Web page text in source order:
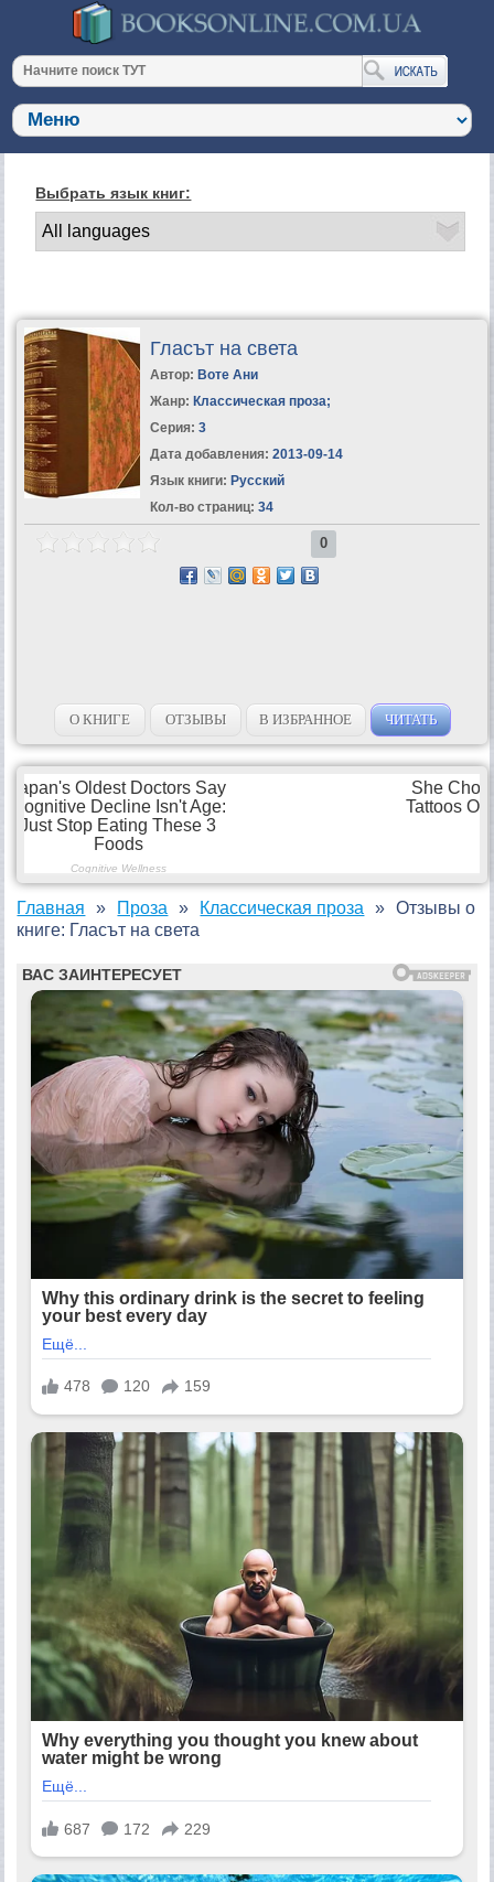
Выбрать язык книг:
Гласът на света
Автор: Воте Ани
Жанр: Классическая проза;
Серия: 3
Дата добавления: 2013-09-14
Язык книги: Русский
Кол-во страниц: 34
0
О КНИГЕ ОТЗЫВЫ В ИЗБРАННОЕ ЧИТАТЬ
Главная Проза Классическая проза
Отзывы о
книге: Гласът на света